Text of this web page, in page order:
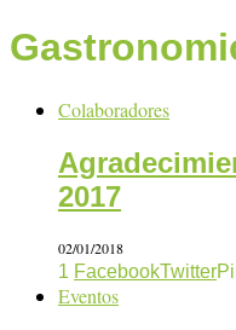
Colaboradores
2017
02/01/2018
1 FacebookTwitter
Eventos